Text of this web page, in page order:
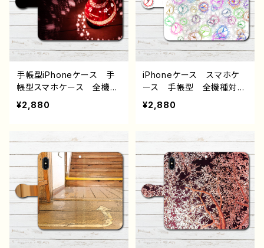
Android アンドロイド
ケース 個性的 おすす
め 人気 イラストレータ
ー クリエイター 絵師
オリジナル デザイン グッ
ズ タイトル：だるまさん
作：チノリ
ria Googlepixel Galaxy
Android アンドロイ
ド ケース 個性的 おす
すめ 人気 イラストレー
ター クリエイター 絵
師 オリジナル デザイ
ン グッズ タイトル：足
手帳型iPhoneケース 手
帳型スマホケース 全機種
対応 エモい画像 風景
綺麗 景色 ノスタルジッ
ース iPhone15/14/13/12/
ooglepixel Galaxy And
roid アンドロイド ケー
ス 個性的 おすすめ 人
気 イラストレーター クリ
エイター 絵師 オリジナ
ル デザイン グッズ タイ
トル：ひなまつり 作：チノリ
¥2,880
iPhoneケース スマホケ
ース 手帳型 全機種対
応 イラスト おしゃれ
病みかわいい メンヘラ
15/14/13/12/11 AQUOS
laxy Android アンドロ
イド ケース 個性的 お
すすめ 人気 イラストレ
ーター クリエイター 絵
師 オリジナル デザイ
ン グッズ タイトル：立ち
入り禁止・カラー白 作：チ
¥2,880